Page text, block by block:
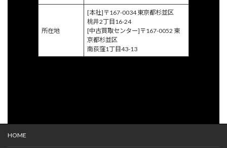
所在地
[本社]〒167-0034 東京都杉並区
桃井2丁目16-24
[中古買取センター]〒167-0052 東
京都杉並区
南荻窪1丁目43-13
HOME